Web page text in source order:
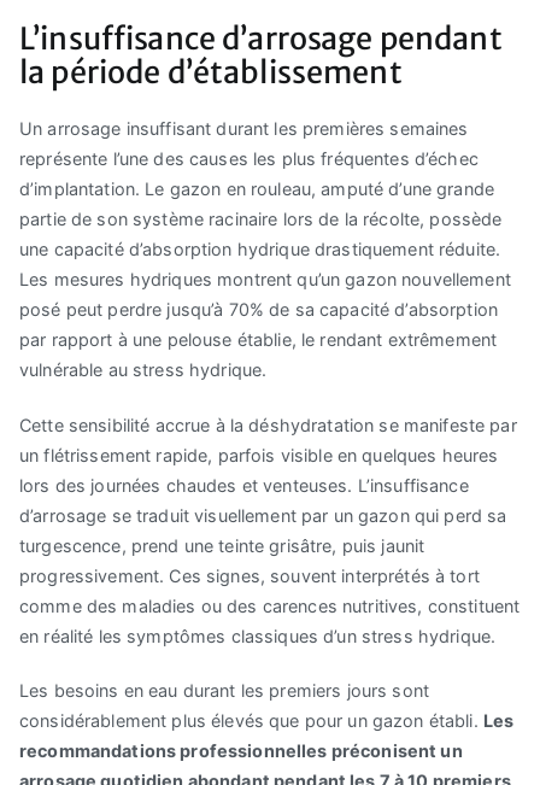
L’insuffisance d’arrosage pendant
la période d’établissement
Un arrosage insuffisant durant les premières semaines
représente l’une des causes les plus fréquentes d’échec
d’implantation. Le gazon en rouleau, amputé d’une grande
partie de son système racinaire lors de la récolte, possède
une capacité d’absorption hydrique drastiquement réduite.
Les mesures hydriques montrent qu’un gazon nouvellement
posé peut perdre jusqu’à 70% de sa capacité d’absorption
par rapport à une pelouse établie, le rendant extrêmement
vulnérable au stress hydrique.
Cette sensibilité accrue à la déshydratation se manifeste par
un flétrissement rapide, parfois visible en quelques heures
lors des journées chaudes et venteuses. L’insuffisance
d’arrosage se traduit visuellement par un gazon qui perd sa
turgescence, prend une teinte grisâtre, puis jaunit
progressivement. Ces signes, souvent interprétés à tort
comme des maladies ou des carences nutritives, constituent
en réalité les symptômes classiques d’un stress hydrique.
Les besoins en eau durant les premiers jours sont
considérablement plus élevés que pour un gazon établi. Les
recommandations professionnelles préconisent un
arrosage quotidien abondant pendant les 7 à 10 premiers